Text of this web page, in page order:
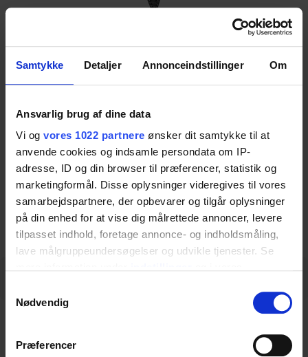
Samtykke Detaljer Annonceindstillinger Om
Ansvarlig brug af dine data
Vi og vores 1022 partnere ønsker dit samtykke til at
anvende cookies og indsamle persondata om IP-
adresse, ID og din browser til præferencer, statistik og
marketingformål. Disse oplysninger videregives til vores
samarbejdspartnere, der opbevarer og tilgår oplysninger
på din enhed for at vise dig målrettede annoncer, levere
tilpasset indhold, foretage annonce- og indholdsmåling,
lave målgruppeundersøgelser og udvikle tjenester. Se
tilbage eller ændre indstillinger fra vores
"Cookiedeklaration", eller ved at trykke på "Privacy
Nødvendig
Præferencer
Handkontroll Till Medi2
Manuell handkontroll med spiralkabel.
Item no.:50-50730
Ladda ner datablad